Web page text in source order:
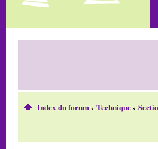
Index du forum‹ Technique‹